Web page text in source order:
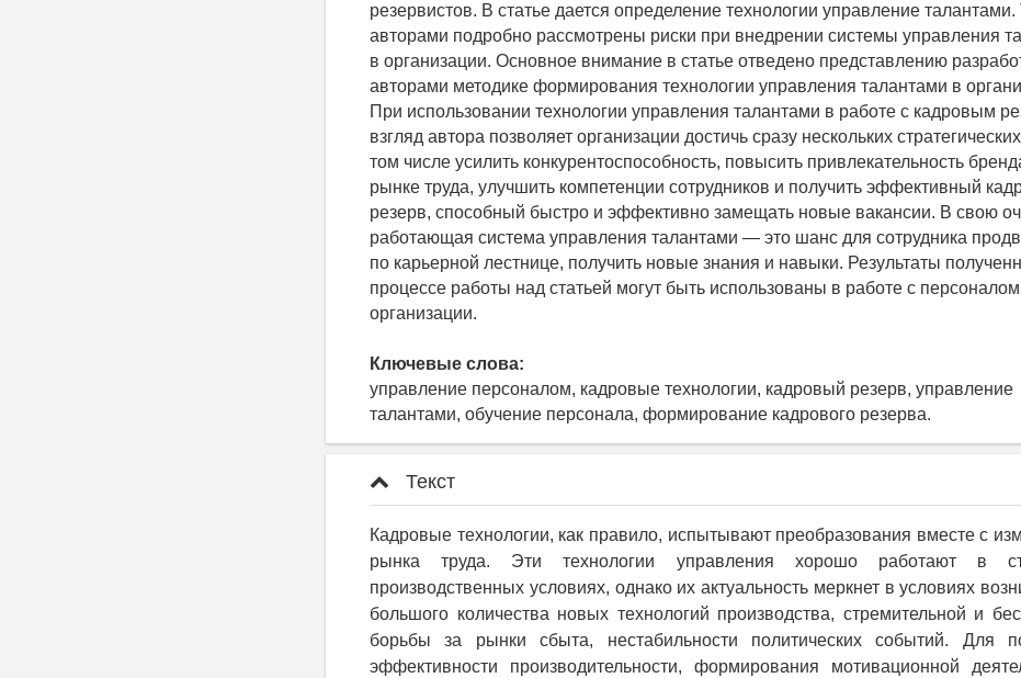
резервистов. В статье дается определение технологии управление
авторами подробно рассмотрены риски при внедрении системы управления
в организации. Основное внимание в статье отведено представлению
авторами методике формирования технологии управления талантами в
При использовании технологии управления талантами в работе с кадровым
взгляд автора позволяет организации достичь сразу нескольких
том числе усилить конкурентоспособность, повысить привлекательность
рынке труда, улучшить компетенции сотрудников и получить эффективный
резерв, способный быстро и эффективно замещать новые вакансии. В свою
работающая система управления талантами — это шанс для сотрудника
по карьерной лестнице, получить новые знания и навыки. Результаты
процессе работы над статьей могут быть использованы в работе с персоналом
организации.
Ключевые слова:
управление персоналом, кадровые технологии, кадровый резерв, управление
талантами, обучение персонала, формирование кадрового резерва.
Текст
Кадровые технологии, как правило, испытывают преобразования вместе с
рынка труда. Эти технологии управления хорошо работают в
производственных условиях, однако их актуальность меркнет в условиях
большого количества новых технологий производства, стремительной и
борьбы за рынки сбыта, нестабильности политических событий. Для
эффективности производительности, формирования мотивационной